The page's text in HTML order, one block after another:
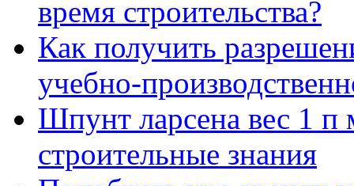
время строительства?
Как получить
учебно-
Шпунт ларсена вес 1 п
строительные знания